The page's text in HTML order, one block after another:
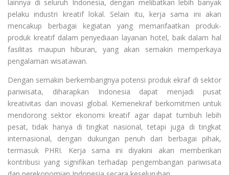
lainnya di seluruh Indonesia, dengan melibatkan lebih banyak
pelaku industri kreatif lokal. Selain itu, kerja sama ini akan
mencakup berbagai kegiatan yang memanfaatkan produk-
produk kreatif dalam penyediaan layanan hotel, baik dalam hal
fasilitas maupun hiburan, yang akan semakin memperkaya
pengalaman wisatawan.
Dengan semakin berkembangnya potensi produk ekraf di sektor
pariwisata, diharapkan Indonesia dapat menjadi pusat
kreativitas dan inovasi global. Kemenekraf berkomitmen untuk
mendorong sektor ekonomi kreatif agar dapat tumbuh lebih
pesat, tidak hanya di tingkat nasional, tetapi juga di tingkat
internasional, dengan dukungan penuh dari berbagai pihak,
termasuk PHRI. Kerja sama ini diyakini akan memberikan
kontribusi yang signifikan terhadap pengembangan pariwisata